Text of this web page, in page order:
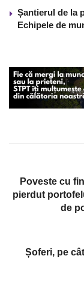
Șantierul de la
Echipele de
Poveste cu
pierdut
de
Șoferi, pe